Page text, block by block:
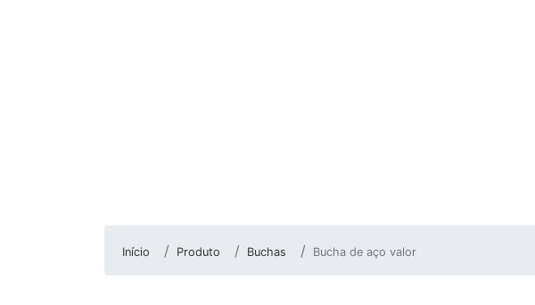
Início Produto Buchas Bucha de aço valor